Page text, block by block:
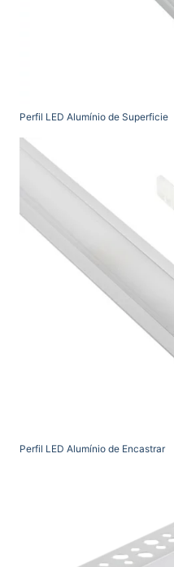
Perfil LED Alumínio de Superficie
Perfil LED Alumínio de Encastrar